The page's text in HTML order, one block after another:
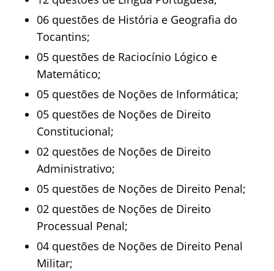
06 questões de História e Geografia do
Tocantins;
05 questões de Raciocínio Lógico e
Matemático;
05 questões de Noções de Informática;
05 questões de Noções de Direito
Constitucional;
02 questões de Noções de Direito
Administrativo;
05 questões de Noções de Direito Penal;
02 questões de Noções de Direito
Processual Penal;
04 questões de Noções de Direito Penal
Militar;